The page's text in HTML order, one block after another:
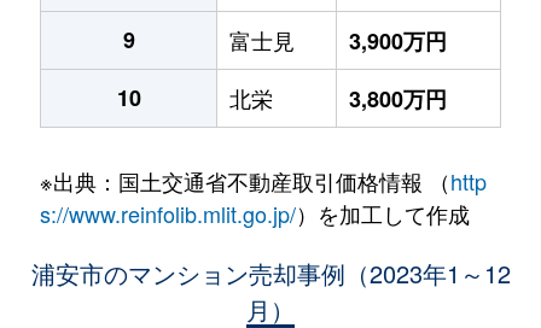
9
富士見
3,900万円
10
北栄 3,800万円
※出典：国土交通省不動産取引価格情報 （http
s://www.reinfolib.mlit.go.jp/）を加工して作成
浦安市のマンション売却事例（2023年1～12
月）